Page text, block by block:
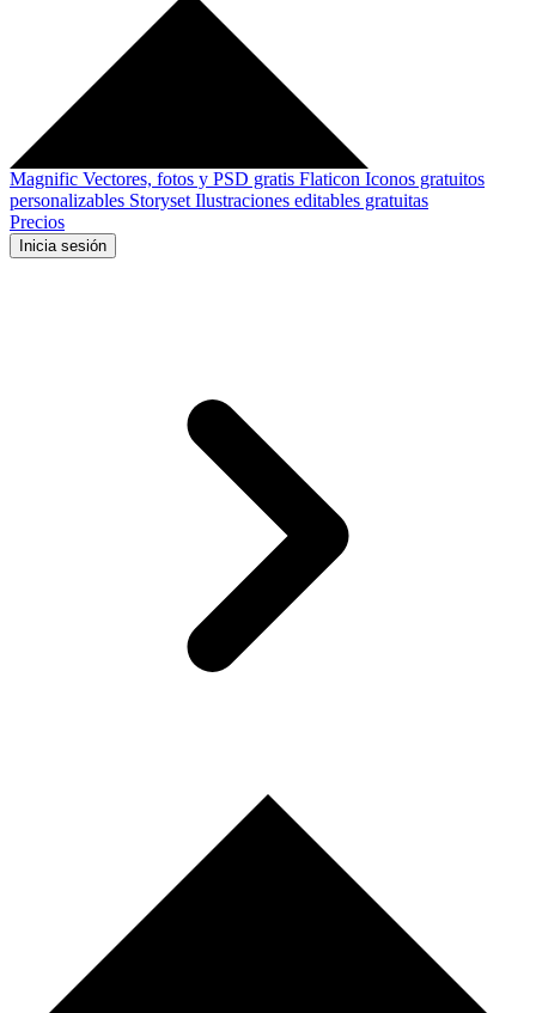
Magnific Vectores, fotos y PSD gratis Flaticon Iconos gratuitos
personalizables Storyset Ilustraciones editables gratuitas
Precios
Inicia sesión